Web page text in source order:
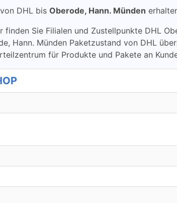
DHL bis Oberode, Hann. Münden
finden Sie Filialen und Zustellpunkte DHL
Hann. Münden Paketzustand von DHL
für Produkte und Pakete an